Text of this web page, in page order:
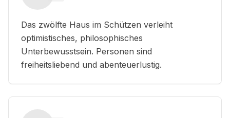
Das zwölfte Haus im Schützen verleiht
optimistisches, philosophisches
Unterbewusstsein. Personen sind
freiheitsliebend und abenteuerlustig.